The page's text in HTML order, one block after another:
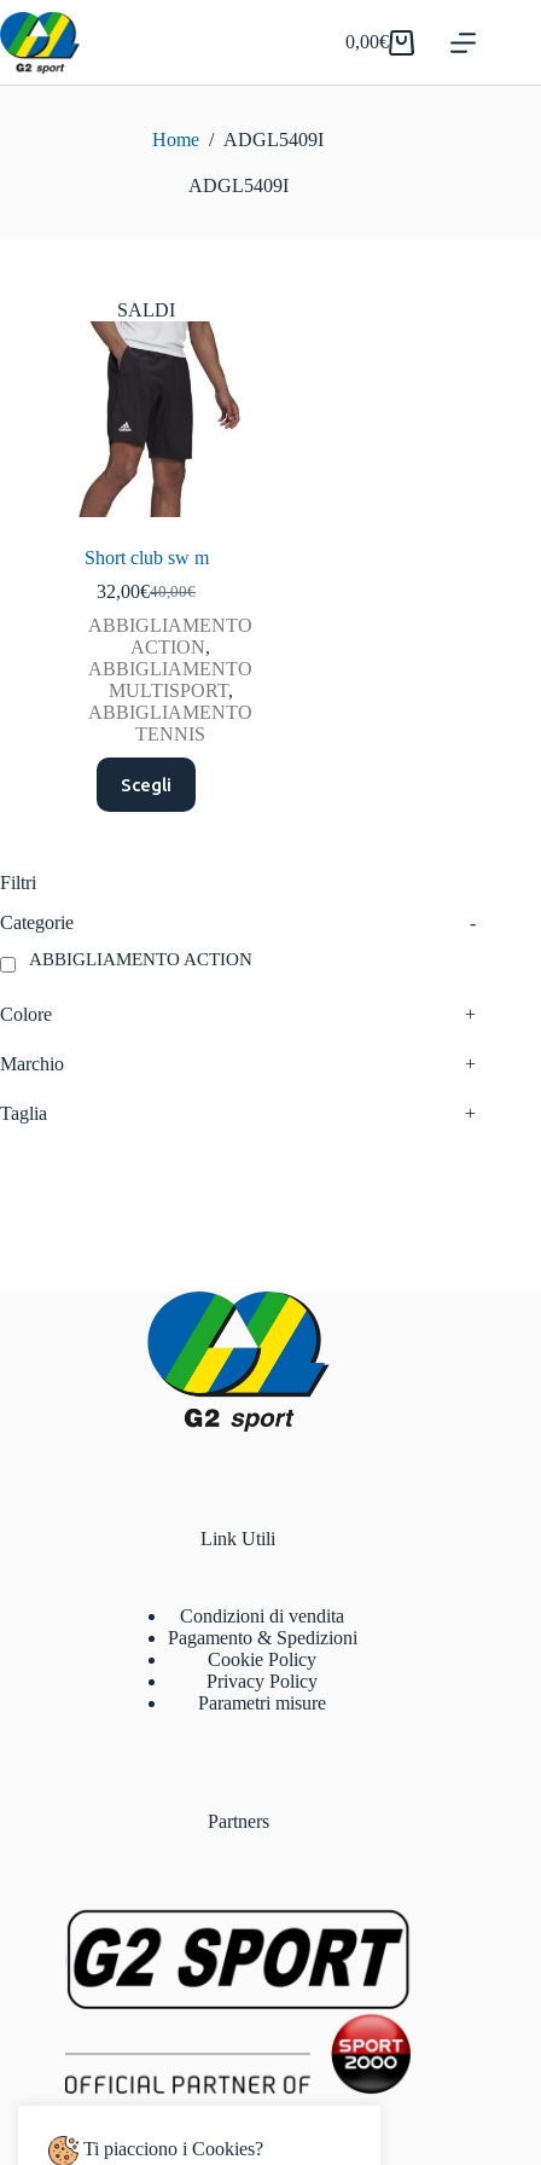
Salta
al
contenuto
Carrello
0,00€
Home / ADGL5409I
ADGL5409I
SALDI
Short club sw m
40,00€
Il
prezzo
originale
era:
40,00€.
32,00€Il
prezzo
attuale
è:
32,00€.
ABBIGLIAMENTO
ACTION,
ABBIGLIAMENTO
MULTISPORT,
ABBIGLIAMENTO
TENNIS
Scegli
Questo
prodotto
ha
scelte
Filtri
Categorie
-
ABBIGLIAMENTO ACTION
Colore +
Marchio +
Taglia +
Link Utili
Condizioni di vendita
Pagamento & Spedizioni
Cookie Policy
Privacy Policy
Parametri misure
Partners
Ti piacciono i Cookies?